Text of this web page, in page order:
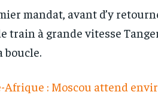
mandat, avant d’y
train à grande vitesse
boucle.
Afrique : Moscou attend